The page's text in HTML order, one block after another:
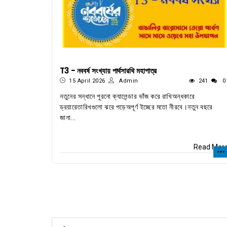
T3 - নববর্ষ সংখ্যায় পার্থসারথি মহাপাত্র
15 April 2026 Admin 241 0
নতুনের সন্ধানে পুরনো ক্যালেন্ডার ভাঁজ করে রাখিঅন্ধকারে
ড্রয়ারেতারিখগুলো ঝরে পড়েঅপূর্ণ ইচ্ছের মতো নীরবে।নতুন বছরে
জানা...
Read